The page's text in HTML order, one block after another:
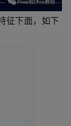
征下面，如下